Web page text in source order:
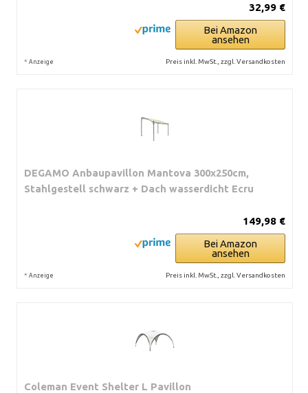
32,99 €
Bei Amazon
ansehen
* Anzeige Preis inkl. MwSt., zzgl. Versandkosten
DEGAMO Anbaupavillon Mantova 300x250cm,
Stahlgestell schwarz + Dach wasserdicht Ecru
149,98 €
Bei Amazon
ansehen
* Anzeige Preis inkl. MwSt., zzgl. Versandkosten
Coleman Event Shelter L Pavillon